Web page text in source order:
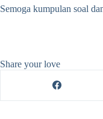
Semoga kumpulan soal
Share your love